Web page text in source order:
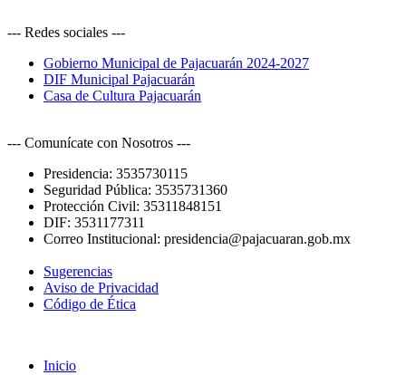
--- Redes sociales ---
Gobierno Municipal de Pajacuarán 2024-2027
DIF Municipal Pajacuarán
Casa de Cultura Pajacuarán
--- Comunícate con Nosotros ---
Presidencia: 3535730115
Seguridad Pública: 3535731360
Protección Civil: 35311848151
DIF: 3531177311
Correo Institucional: presidencia@pajacuaran.gob.mx
Sugerencias
Aviso de Privacidad
Código de Ética
Inicio